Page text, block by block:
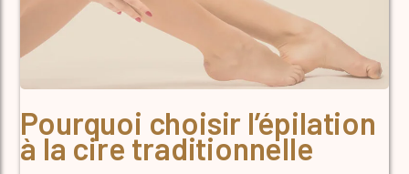
Pourquoi choisir l’épilation
à la cire traditionnelle